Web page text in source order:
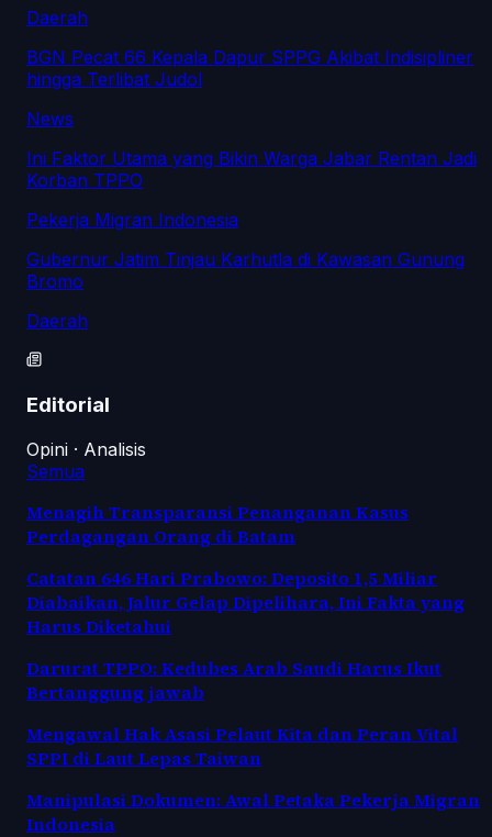
Daerah
BGN Pecat 66 Kepala Dapur SPPG Akibat Indisipliner
hingga Terlibat Judol
News
Ini Faktor Utama yang Bikin Warga Jabar Rentan Jadi
Korban TPPO
Pekerja Migran Indonesia
Gubernur Jatim Tinjau Karhutla di Kawasan Gunung
Bromo
Daerah
Editorial
Opini · Analisis
Semua
Menagih Transparansi Penanganan Kasus
Perdagangan Orang di Batam
Catatan 646 Hari Prabowo: Deposito 1,5 Miliar
Diabaikan, Jalur Gelap Dipelihara, Ini Fakta yang
Harus Diketahui
Darurat TPPO: Kedubes Arab Saudi Harus Ikut
Bertanggung jawab
Mengawal Hak Asasi Pelaut Kita dan Peran Vital
SPPI di Laut Lepas Taiwan
Manipulasi Dokumen: Awal Petaka Pekerja Migran
Indonesia